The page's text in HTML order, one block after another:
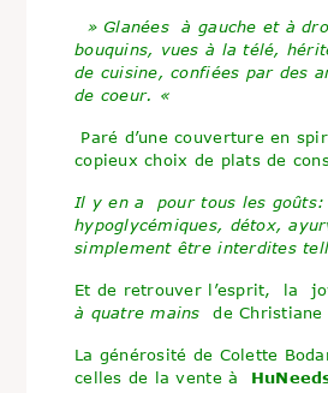
» Glanées à gauche et à
bouquins, vues à la télé,
de cuisine, confiées par des
de coeur. «
Paré d’une couverture en
copieux choix de plats de
Il y en a pour tous les goûts:
hypoglycémiques, détox,
simplement être interdites
Et de retrouver l’esprit, la
à quatre mains de
La générosité de Colette
celles de la vente à